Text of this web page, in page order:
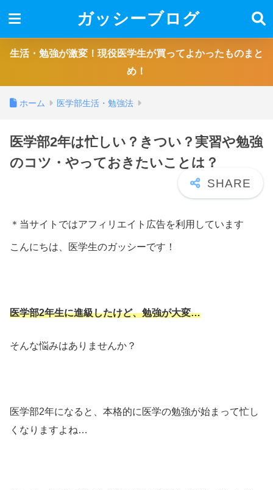
ガッシーブログ
生活・勉強が激変！現役医学生が買ってよかったものまと
め！
ホーム 医学部生活・勉強法
医学部2年は忙しい？きつい？実習や勉強
のコツ・やっておきたいことは？
＊当サイトではアフィリエイト広告を利用しています
こんにちは、医学生のガッシーです！
医学部2年生に進級したけど、勉強が大変…
そんな悩みはありませんか？
医学部2年になると、本格的に医学の勉強が始まって忙し
くなりますよね…